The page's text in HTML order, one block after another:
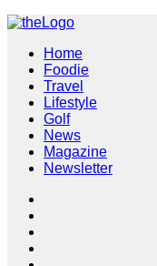
Home
Foodie
Travel
Lifestyle
Golf
News
Magazine
Newsletter